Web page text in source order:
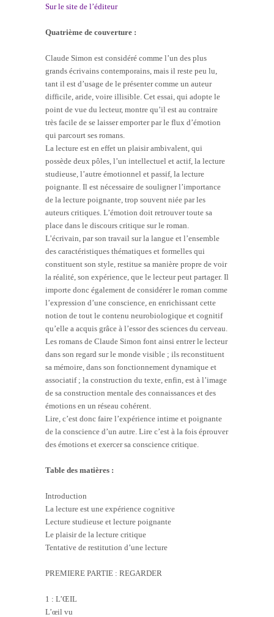
Sur le site de l’éditeur
Quatrième de couverture :
Claude Simon est considéré comme l’un des plus
grands écrivains contemporains, mais il reste peu lu,
tant il est d’usage de le présenter comme un auteur
difficile, aride, voire illisible. Cet essai, qui adopte le
point de vue du lecteur, montre qu’il est au contraire
très facile de se laisser emporter par le flux d’émotion
qui parcourt ses romans.
La lecture est en effet un plaisir ambivalent, qui
possède deux pôles, l’un intellectuel et actif, la lecture
studieuse, l’autre émotionnel et passif, la lecture
poignante. Il est nécessaire de souligner l’importance
de la lecture poignante, trop souvent niée par les
auteurs critiques. L’émotion doit retrouver toute sa
place dans le discours critique sur le roman.
L’écrivain, par son travail sur la langue et l’ensemble
des caractéristiques thématiques et formelles qui
constituent son style, restitue sa manière propre de voir
la réalité, son expérience, que le lecteur peut partager. Il
importe donc également de considérer le roman comme
l’expression d’une conscience, en enrichissant cette
notion de tout le contenu neurobiologique et cognitif
qu’elle a acquis grâce à l’essor des sciences du cerveau.
Les romans de Claude Simon font ainsi entrer le lecteur
dans son regard sur le monde visible ; ils reconstituent
sa mémoire, dans son fonctionnement dynamique et
associatif ; la construction du texte, enfin, est à l’image
de sa construction mentale des connaissances et des
émotions en un réseau cohérent.
Lire, c’est donc faire l’expérience intime et poignante
de la conscience d’un autre. Lire c’est à la fois éprouver
des émotions et exercer sa conscience critique.
Table des matières :
Introduction
La lecture est une expérience cognitive
Lecture studieuse et lecture poignante
Le plaisir de la lecture critique
Tentative de restitution d’une lecture
PREMIERE PARTIE : REGARDER
1 : L’ŒIL
L’œil vu